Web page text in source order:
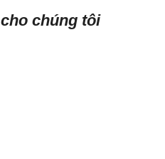
chúng tôi